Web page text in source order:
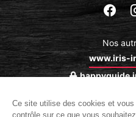
nous
sur
Nos
www.iris-
Plan du site
Ce site utilise des cookies et vous
contrôle sur ce que vous